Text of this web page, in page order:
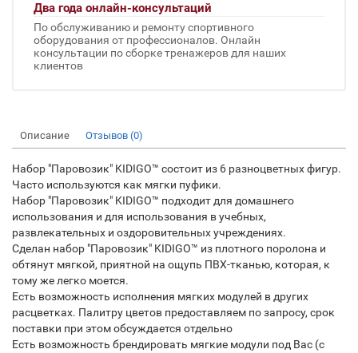
Два года онлайн-консультаций
По обслуживанию и ремонту спортивного
оборудования от профессионалов. Онлайн
консультации по сборке тренажеров для наших
клиентов
Описание Отзывов (0)
Набор "Паровозик" KIDIGO™ состоит из 6 разноцветных фигур.
Часто используются как мягки пуфики.
Набор "Паровозик" KIDIGO™ подходит для домашнего
использования и для использования в учебных,
развлекательных и оздоровительных учреждениях.
Сделан набор "Паровозик" KIDIGO™ из плотного поролона и
обтянут мягкой, приятной на ощупь ПВХ-тканью, которая, к
тому же легко моется.
Есть возможность исполнения мягких модулей в других
расцветках. Палитру цветов предоставляем по запросу, срок
поставки при этом обсуждается отдельно
Есть возможность брендировать мягкие модули под Вас (с